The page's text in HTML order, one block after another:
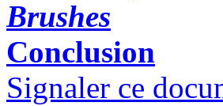
Brushes
Conclusion
Signaler ce